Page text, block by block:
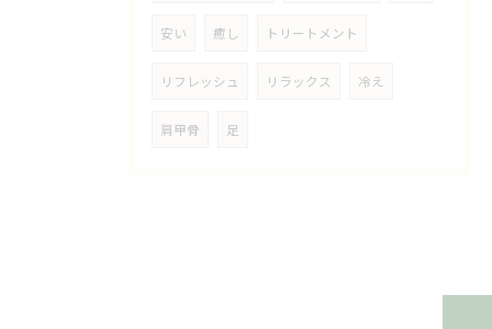
安い 癒し トリートメント
リフレッシュ リラックス 冷え
肩甲骨 足